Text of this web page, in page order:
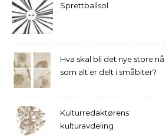
Sprettballsol
Hva skal bli det nye store nå
som alt er delt i småbiter?
Kulturredaktørens
kulturavdeling